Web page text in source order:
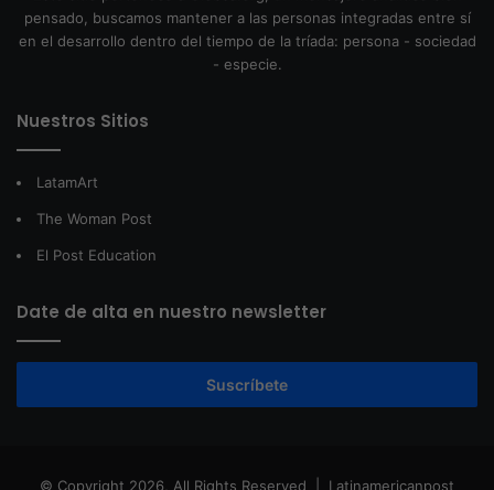
pensado, buscamos mantener a las personas integradas entre sí
en el desarrollo dentro del tiempo de la tríada: persona - sociedad
- especie.
Nuestros Sitios
LatamArt
The Woman Post
El Post Education
Date de alta en nuestro newsletter
Suscríbete
© Copyright 2026, All Rights Reserved | Latinamericanpost